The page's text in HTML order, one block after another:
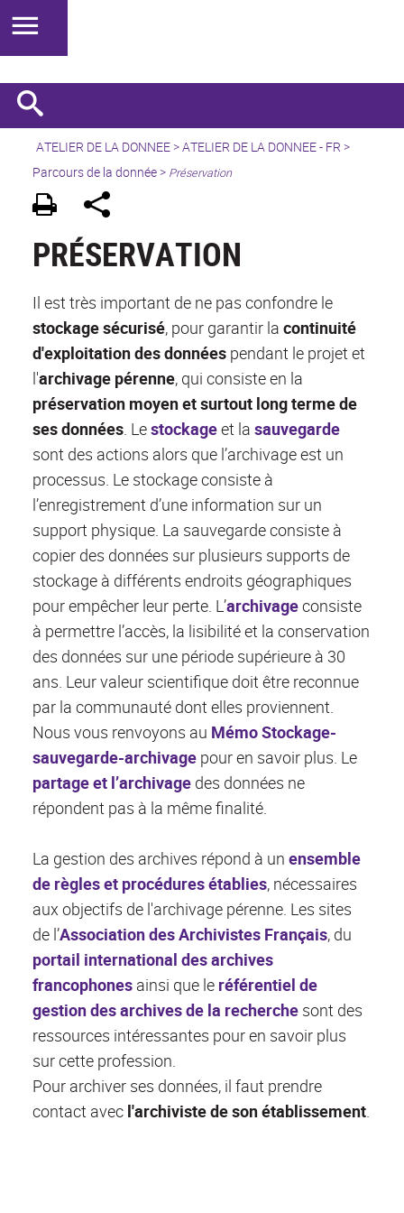
ATELIER DE LA DONNEE>ATELIER DE LA DONNEE - FR >
Parcours de la donnée> Préservation
PRÉSERVATION
Il est très important de ne pas confondre le
stockage sécurisé, pour garantir la continuité
d'exploitationdes données pendant le projet et
l'archivage pérenne, qui consiste en la
préservation moyen et surtout long terme de
ses données. Lestockageet la sauvegarde
sont des actions alors que l’archivage est un
processus. Le stockage consiste à
l’enregistrement d’une information sur un
support physique. La sauvegarde consiste à
copier des données sur plusieurs supports de
stockage à différents endroits géographiques
pour empêcher leur perte. L’archivageconsiste
à permettre l’accès, la lisibilité et la conservation
des données sur une période supérieure à 30
ans. Leur valeur scientifique doit être reconnue
par la communauté dont elles proviennent.
Nous vous renvoyons au Mémo Stockage-
sauvegarde-archivage pour en savoir plus. Le
partage et l’archivage des données ne
répondent pas à la même finalité.
La gestion des archives répond à un ensemble
de règles et procédures établies, nécessaires
aux objectifs de l'archivage pérenne. Les sites
de l’Association des Archivistes Français, du
portail international des archives
francophones ainsi que le référentiel de
gestion des archives de la recherche sont des
ressources intéressantes pour en savoir plus
sur cette profession.
Pour archiver ses données, il faut prendre
contact avec l'archiviste de son établissement.